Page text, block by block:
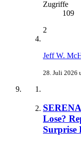
Zugriffe
109
2
Jeff W.
28. Juli 2026
Lose?
Surprise